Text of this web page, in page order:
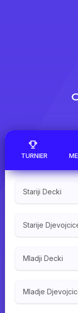
TURNIER
Stariji Decki
Starije
Mladji Decki
Mladje